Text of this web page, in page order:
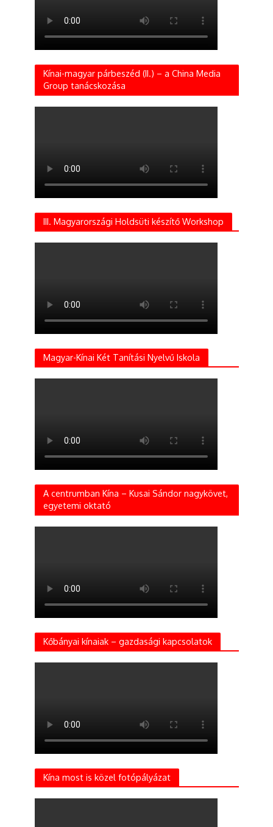
Kínai-magyar párbeszéd (II.) – a China Media
Group tanácskozása
III. Magyarországi Holdsüti készítő Workshop
Magyar-Kínai Két Tanítási Nyelvű Iskola
A centrumban Kína – Kusai Sándor nagykövet,
egyetemi oktató
Kőbányai kínaiak – gazdasági kapcsolatok
Kína most is közel fotópályázat